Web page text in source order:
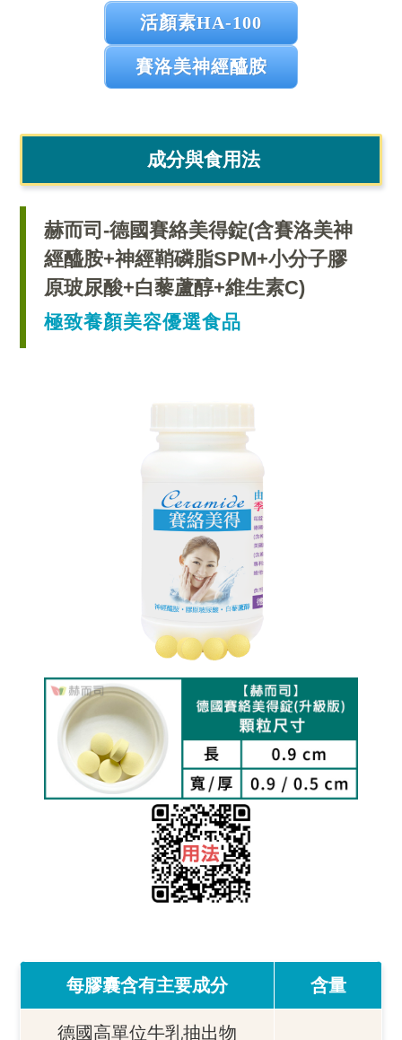
活顏素HA-100
賽洛美神經醯胺
成分與食用法
赫而司-德國賽絡美得錠(含賽洛美神
經醯胺+神經鞘磷脂SPM+小分子膠
原玻尿酸+白藜蘆醇+維生素C)
極致養顏美容優選食品
每膠囊含有主要成分 含量
德國高單位牛乳抽出物